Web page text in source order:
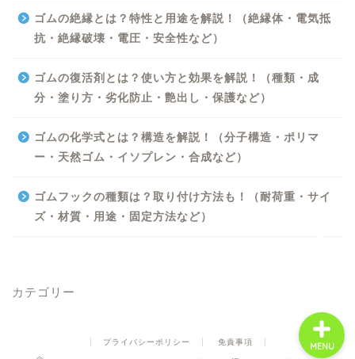
ゴムの絶縁とは？特性と用途を解説！（絶縁体・電気抵
抗・絶縁破壊・電圧・安全性など）
ゴムの復活剤とは？使い方と効果を解説！（種類・成
分・塗り方・劣化防止・艶出し・保護など）
ゴムの化学式とは？構造を解説！（分子構造・ポリマ
ー・天然ゴム・イソプレン・合成など）
ゴムフックの種類は？取り付け方法も！（耐荷重・サイ
ズ・材質・用途・固定方法など）
カテゴリー
プライバシーポリシー 免責事項 MENU
Python